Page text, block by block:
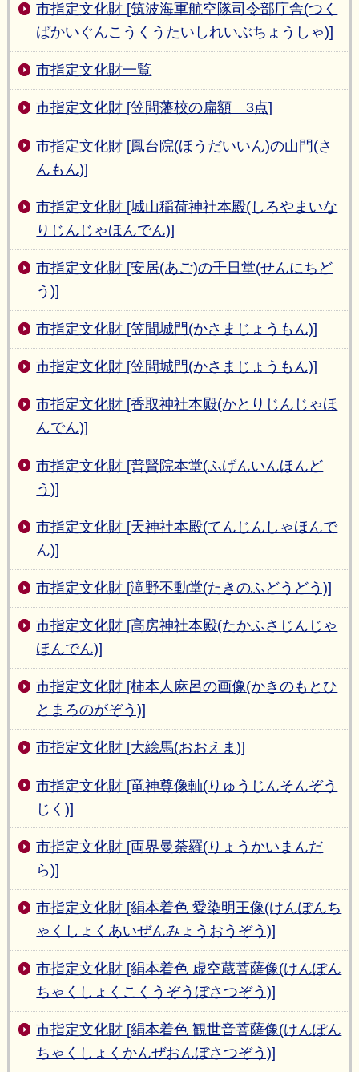
市指定文化財 [筑波海軍航空隊司令部庁舎(つく
ばかいぐんこうくうたいしれいぶちょうしゃ)]
市指定文化財一覧
市指定文化財 [笠間藩校の扁額 3点]
市指定文化財 [鳳台院(ほうだいいん)の山門(さ
んもん)]
市指定文化財 [城山稲荷神社本殿(しろやまいな
りじんじゃほんでん)]
市指定文化財 [安居(あご)の千日堂(せんにちど
う)]
市指定文化財 [笠間城門(かさまじょうもん)]
市指定文化財 [笠間城門(かさまじょうもん)]
市指定文化財 [香取神社本殿(かとりじんじゃほ
んでん)]
市指定文化財 [普賢院本堂(ふげんいんほんど
う)]
市指定文化財 [天神社本殿(てんじんしゃほんで
ん)]
市指定文化財 [滝野不動堂(たきのふどうどう)]
市指定文化財 [高房神社本殿(たかふさじんじゃ
ほんでん)]
市指定文化財 [柿本人麻呂の画像(かきのもとひ
とまろのがぞう)]
市指定文化財 [大絵馬(おおえま)]
市指定文化財 [竜神尊像軸(りゅうじんそんぞう
じく)]
市指定文化財 [両界曼荼羅(りょうかいまんだ
ら)]
市指定文化財 [絹本着色 愛染明王像(けんぽんち
ゃくしょくあいぜんみょうおうぞう)]
市指定文化財 [絹本着色 虚空蔵菩薩像(けんぽん
ちゃくしょくこくうぞうぼさつぞう)]
市指定文化財 [絹本着色 観世音菩薩像(けんぽん
ちゃくしょくかんぜおんぼさつぞう)]